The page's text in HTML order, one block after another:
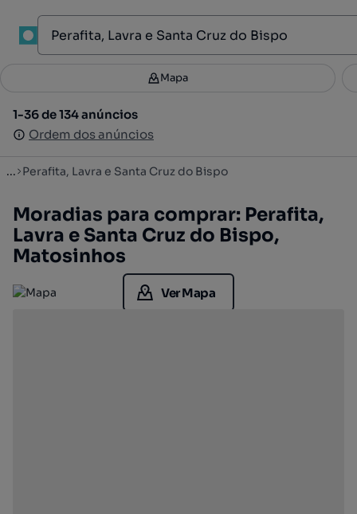
Filtros 2
1-36 de 134 anúncios
Ordem dos anúncios
Mapa
1-36 de 134 anúncios
Ordem dos anúncios
... Perafita, Lavra e Santa Cruz do Bispo
Moradias para comprar: Perafita,
Lavra e Santa Cruz do Bispo,
Matosinhos
Ver Mapa